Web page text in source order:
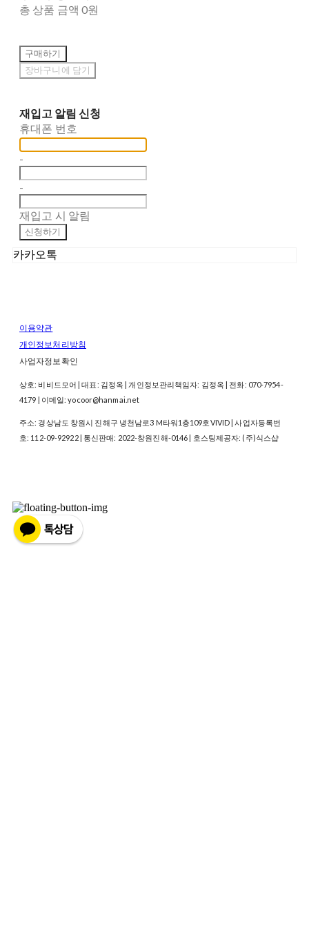
총 상품 금액 0원
구매하기
장바구니에 담기
재입고 알림 신청
휴대폰 번호
-
-
재입고 시 알림
신청하기
카카오톡
이용약관
개인정보처리방침
사업자정보확인
상호: 비비드모어 | 대표: 김정옥 | 개인정보관리책임자: 김정옥 | 전화: 070-7954-
4179 | 이메일: yocoor@hanmai.net
주소: 경상남도 창원시 진해구 냉천남로3 M타워1층109호VIVID | 사업자등록번
호: 112-09-92922| 통신판매: 2022-창원진해-0146 | 호스팅제공자: (주)식스샵